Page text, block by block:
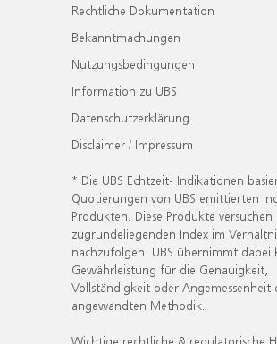
Rechtliche Dokumentation
Bekanntmachungen
Nutzungsbedingungen
Information zu UBS
Datenschutzerklärung
Disclaimer / Impressum
* Die UBS Echtzeit- Indikationen
Quotierungen von UBS emittierten
Produkten. Diese Produkte versuchen
zugrundeliegenden Index im
nachzufolgen. UBS übernimmt dabei
Gewährleistung für die Genauigkeit,
Vollständigkeit oder Angemessenheit
angewandten Methodik.